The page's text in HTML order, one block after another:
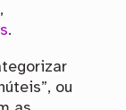
,
.
ou